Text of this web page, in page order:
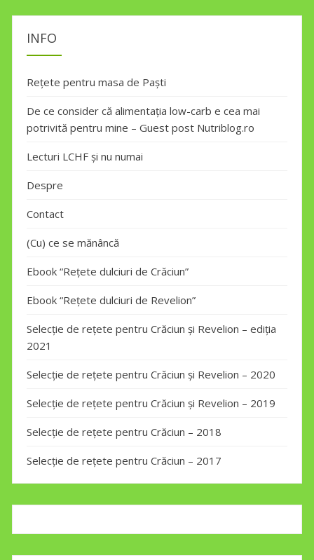
INFO
Rețete pentru masa de Paști
De ce consider că alimentația low-carb e cea mai
potrivită pentru mine – Guest post Nutriblog.ro
Lecturi LCHF și nu numai
Despre
Contact
(Cu) ce se mănâncă
Ebook “Rețete dulciuri de Crăciun”
Ebook “Rețete dulciuri de Revelion”
Selecție de rețete pentru Crăciun și Revelion – ediția
2021
Selecție de rețete pentru Crăciun și Revelion – 2020
Selecție de rețete pentru Crăciun și Revelion – 2019
Selecție de rețete pentru Crăciun – 2018
Selecție de rețete pentru Crăciun – 2017